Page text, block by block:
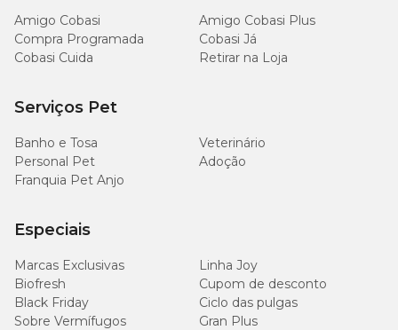
Amigo Cobasi
Amigo Cobasi Plus
Compra Programada
Cobasi Já
Cobasi Cuida
Retirar na Loja
Serviços Pet
Banho e Tosa
Veterinário
Personal Pet
Adoção
Franquia Pet Anjo
Especiais
Marcas Exclusivas
Linha Joy
Biofresh
Cupom de desconto
Black Friday
Ciclo das pulgas
Sobre Vermífugos
Gran Plus